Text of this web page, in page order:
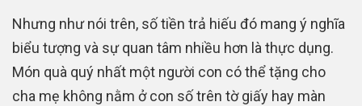
Nhưng như nói trên, số tiền trả hiếu đó mang ý nghĩa
biểu tượng và sự quan tâm nhiều hơn là thực dụng.
Món quà quý nhất một người con có thể tặng cho
cha mẹ không nằm ở con số trên tờ giấy hay màn